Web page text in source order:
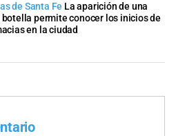
de Santa Fe La aparición de una
permite conocer los inicios de
en la ciudad